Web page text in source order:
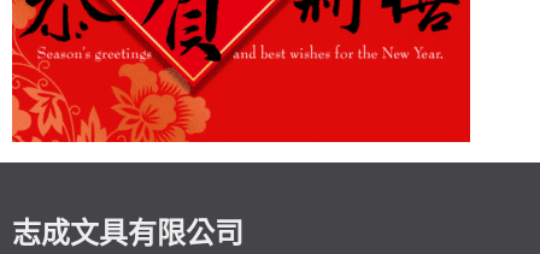
志成文具有限公司